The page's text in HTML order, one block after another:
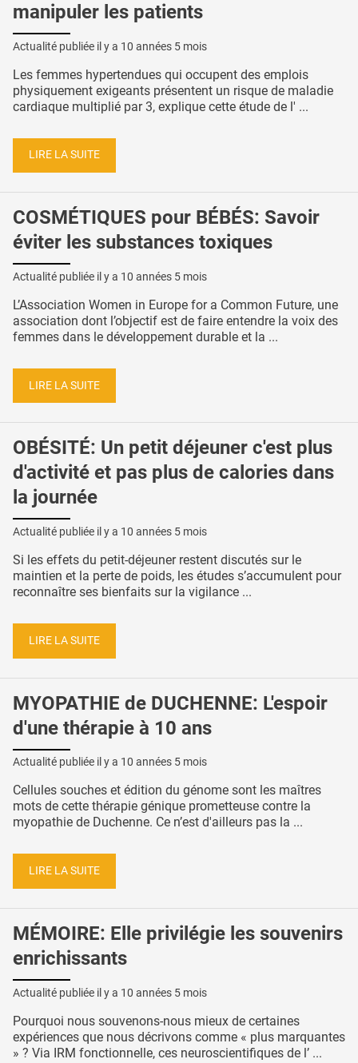
manipuler les patients
Actualité publiée il y a 10 années 5 mois
Les femmes hypertendues qui occupent des emplois
physiquement exigeants présentent un risque de maladie
cardiaque multiplié par 3, explique cette étude de l' ...
LIRE LA SUITE
COSMÉTIQUES pour BÉBÉS: Savoir
éviter les substances toxiques
Actualité publiée il y a 10 années 5 mois
L’Association Women in Europe for a Common Future, une
association dont l’objectif est de faire entendre la voix des
femmes dans le développement durable et la ...
LIRE LA SUITE
OBÉSITÉ: Un petit déjeuner c'est plus
d'activité et pas plus de calories dans
la journée
Actualité publiée il y a 10 années 5 mois
Si les effets du petit-déjeuner restent discutés sur le
maintien et la perte de poids, les études s’accumulent pour
reconnaître ses bienfaits sur la vigilance ...
LIRE LA SUITE
MYOPATHIE de DUCHENNE: L'espoir
d'une thérapie à 10 ans
Actualité publiée il y a 10 années 5 mois
Cellules souches et édition du génome sont les maîtres
mots de cette thérapie génique prometteuse contre la
myopathie de Duchenne. Ce n’est d'ailleurs pas la ...
LIRE LA SUITE
MÉMOIRE: Elle privilégie les souvenirs
enrichissants
Actualité publiée il y a 10 années 5 mois
Pourquoi nous souvenons-nous mieux de certaines
expériences que nous décrivons comme « plus marquantes
» ? Via IRM fonctionnelle, ces neuroscientifiques de l’ ...